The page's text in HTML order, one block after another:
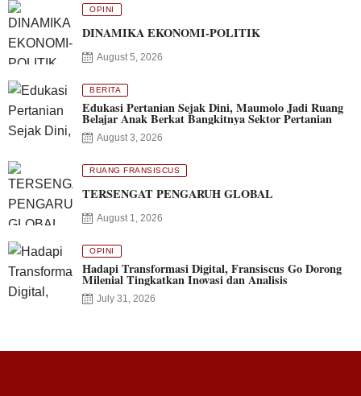
OPINI
DINAMIKA EKONOMI-POLITIK
August 5, 2026
BERITA
Edukasi Pertanian Sejak Dini, Maumolo Jadi Ruang
Belajar Anak Berkat Bangkitnya Sektor Pertanian
August 3, 2026
RUANG FRANSISCUS
TERSENGAT PENGARUH GLOBAL
August 1, 2026
OPINI
Hadapi Transformasi Digital, Fransiscus Go Dorong
Milenial Tingkatkan Inovasi dan Analisis
July 31, 2026